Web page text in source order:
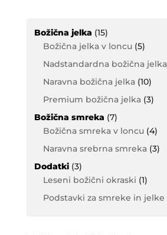
Božična jelka (15)
Božična jelka v loncu (5)
Nadstandardna božična jelka
Naravna božična jelka (10)
Premium božična jelka (3)
Božična smreka (7)
Božična smreka v loncu (4)
Naravna srebrna smreka (3)
Dodatki (3)
Leseni božični okraski (1)
Podstavki za smreke in jelke